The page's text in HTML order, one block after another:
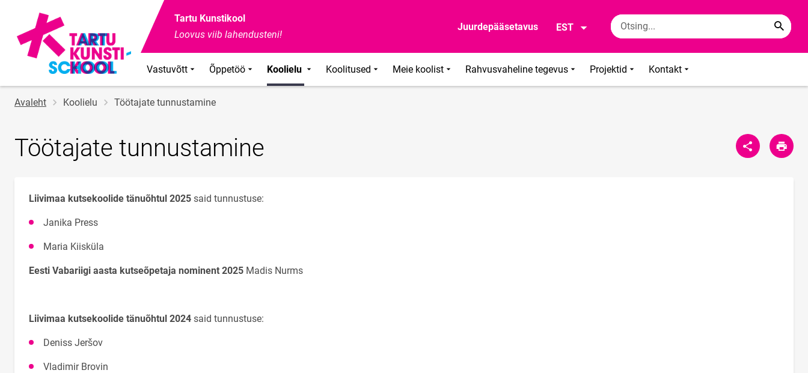
Tartu Kunstikool
Loovus viib lahendusteni!
Juurdepääsetavus EST
Vastuvõtt Õppetöö Koolielu Koolitused Meie koolist Rahvusvaheline tegevus Projektid Kontakt
Jälglink
Avaleht Koolielu Töötajate tunnustamine
Töötajate tunnustamine
Liivimaa kutsekoolide tänuõhtul 2025 said tunnustuse:
Janika Press
Maria Kiisküla
Eesti Vabariigi aasta kutseõpetaja nominent 2025 Madis Nurms
Liivimaa kutsekoolide tänuõhtul 2024 said tunnustuse:
Deniss Jeršov
Vladimir Brovin